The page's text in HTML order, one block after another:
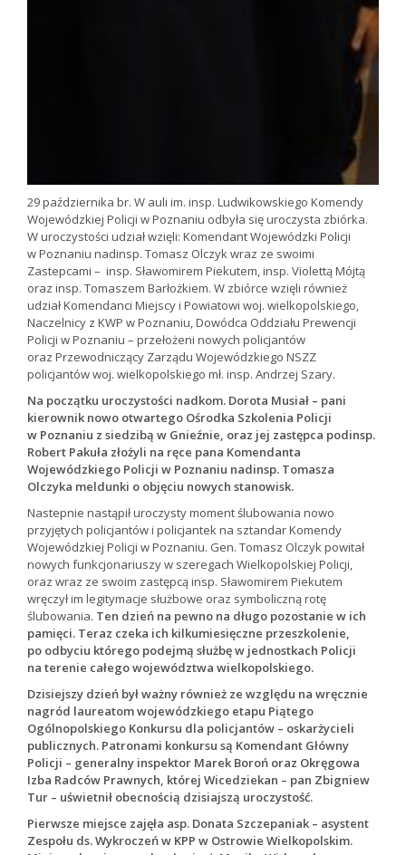
29 października br. W auli im. insp. Ludwikowskiego Komendy
Wojewódzkiej Policji w Poznaniu odbyła się uroczysta zbiórka.
W uroczystości udział wzięli: Komendant Wojewódzki Policji
w Poznaniu nadinsp. Tomasz Olczyk wraz ze swoimi
Zastepcami – insp. Sławomirem Piekutem, insp. Violettą Mójtą
oraz insp. Tomaszem Barłożkiem. W zbiórce wzięli również
udział Komendanci Miejscy i Powiatowi woj. wielkopolskiego,
Naczelnicy z KWP w Poznaniu, Dowódca Oddziału Prewencji
Policji w Poznaniu – przełożeni nowych policjantów
oraz Przewodniczący Zarządu Wojewódzkiego NSZZ
policjantów woj. wielkopolskiego mł. insp. Andrzej Szary.
Na początku uroczystości nadkom. Dorota Musiał – pani
kierownik nowo otwartego Ośrodka Szkolenia Policji
w Poznaniu z siedzibą w Gnieźnie, oraz jej zastępca podinsp.
Robert Pakuła złożyli na ręce pana Komendanta
Wojewódzkiego Policji w Poznaniu nadinsp. Tomasza
Olczyka meldunki o objęciu nowych stanowisk.
Nastepnie nastąpił uroczysty moment ślubowania nowo
przyjętych policjantów i policjantek na sztandar Komendy
Wojewódzkiej Policji w Poznaniu. Gen. Tomasz Olczyk powitał
nowych funkcjonariuszy w szeregach Wielkopolskiej Policji,
oraz wraz ze swoim zastępcą insp. Sławomirem Piekutem
wręczył im legitymacje służbowe oraz symboliczną rotę
ślubowania. Ten dzień na pewno na długo pozostanie w ich
pamięci. Teraz czeka ich kilkumiesięczne przeszkolenie,
po odbyciu którego podejmą służbę w jednostkach Policji
na terenie całego województwa wielkopolskiego.
Dzisiejszy dzień był ważny również ze względu na wręcznie
nagród laureatom wojewódzkiego etapu Piątego
Ogólnopolskiego Konkursu dla policjantów – oskarżycieli
publicznych. Patronami konkursu są Komendant Główny
Policji – generalny inspektor Marek Boroń oraz Okręgowa
Izba Radców Prawnych, której Wicedziekan – pan Zbigniew
Tur – uświetnił obecnością dzisiajszą uroczystość.
Pierwsze miejsce zajęła asp. Donata Szczepaniak – asystent
Zespołu ds. Wykroczeń w KPP w Ostrowie Wielkopolskim.